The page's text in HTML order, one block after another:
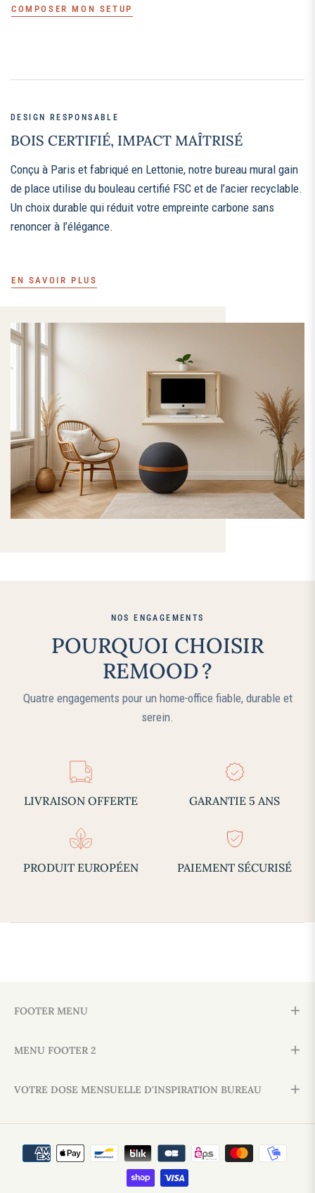
COMPOSER MON SETUP
DESIGN RESPONSABLE
BOIS CERTIFIÉ, IMPACT MAÎTRISÉ
Conçu à Paris et fabriqué en Lettonie, notre bureau mural gain
de place utilise du bouleau certifié FSC et de l’acier recyclable.
Un choix durable qui réduit votre empreinte carbone sans
renoncer à l’élégance.
EN SAVOIR PLUS
NOS ENGAGEMENTS
POURQUOI CHOISIR
REMOOD ?
Quatre engagements pour un home‑office fiable, durable et
serein.
LIVRAISON OFFERTE GARANTIE 5 ANS
PRODUIT EUROPÉEN PAIEMENT SÉCURISÉ
FOOTER MENU
MENU FOOTER 2
VOTRE DOSE MENSUELLE D'INSPIRATION BUREAU